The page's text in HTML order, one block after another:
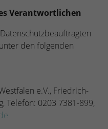
Verantwortlichen
den folgenden
e.V., Friedrich-
Telefon: 0203 7381-899,
die Besucher
oder Interessen
zu vereinfachen.